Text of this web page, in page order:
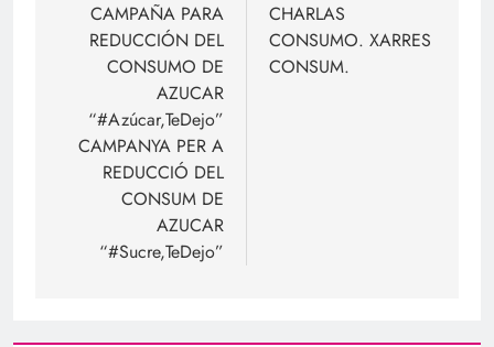
entradas
CAMPAÑA PARA
REDUCCIÓN DEL
CONSUMO DE
AZUCAR
“#Azúcar,TeDejo”
CAMPANYA PER A
REDUCCIÓ DEL
CONSUM DE
AZUCAR
“#Sucre,TeDejo”
CHARLAS
CONSUMO. XARRES
CONSUM.